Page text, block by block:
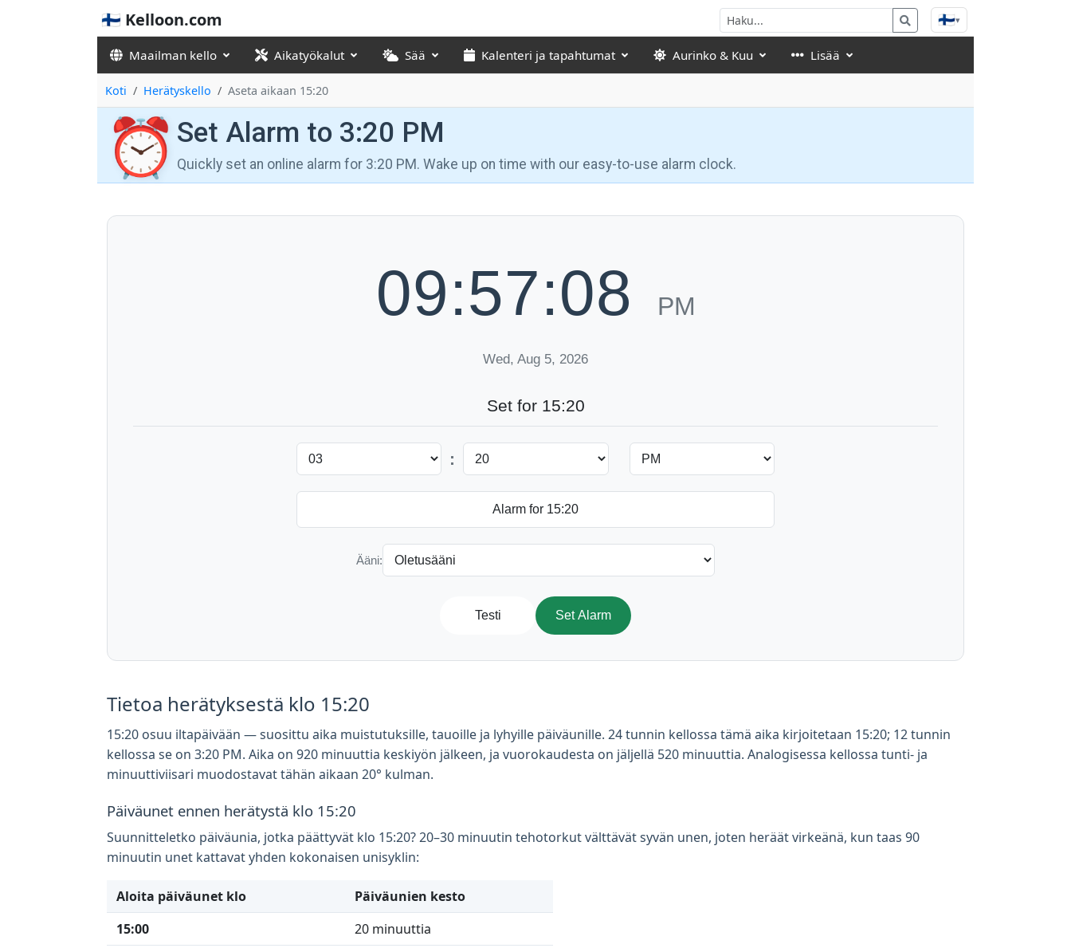
🇫🇮 Kelloon.com 🇫🇮▾
Maailman kello Aikatyökalut Sää Kalenteri ja tapahtumat Aurinko & Kuu Lisää
Koti Herätyskello Aseta aikaan 15:20
⏰ Set Alarm to 3:20 PM
Quickly set an online alarm for 3:20 PM. Wake up on time with our easy-to-use alarm clock.
09:57:09 PM
Wed, Aug 5, 2026
Set for 15:20
:
Ääni:
Testi Set Alarm
Tietoa herätyksestä klo 15:20
15:20 osuu iltapäivään — suosittu aika muistutuksille, tauoille ja lyhyille päiväunille. 24 tunnin kellossa tämä aika kirjoitetaan 15:20; 12 tunnin
kellossa se on 3:20 PM. Aika on 920 minuuttia keskiyön jälkeen, ja vuorokaudesta on jäljellä 520 minuuttia. Analogisessa kellossa tunti- ja
minuuttiviisari muodostavat tähän aikaan 20° kulman.
Päiväunet ennen herätystä klo 15:20
Suunnitteletko päiväunia, jotka päättyvät klo 15:20? 20–30 minuutin tehotorkut välttävät syvän unen, joten heräät virkeänä, kun taas 90
minuutin unet kattavat yhden kokonaisen unisyklin:
Aloita päiväunet klo
Päiväunien kesto
15:00
20 minuuttia